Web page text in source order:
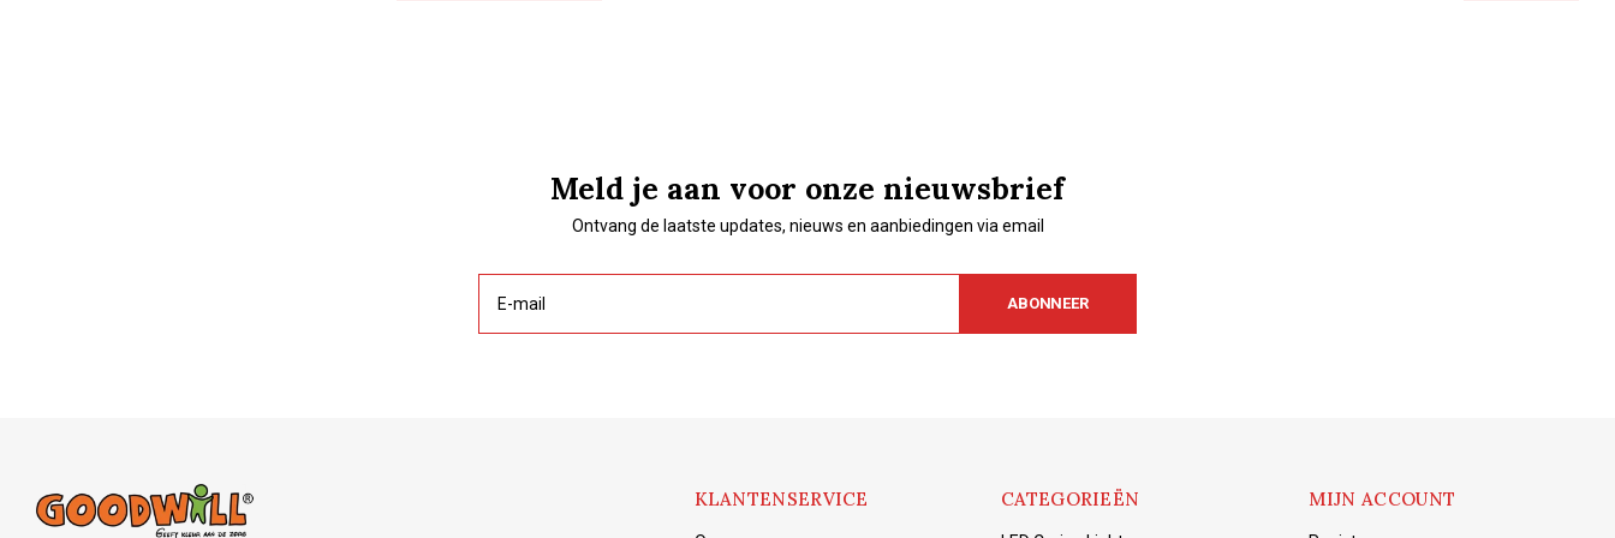
Meld je aan voor onze nieuwsbrief
Ontvang de laatste updates, nieuws en aanbiedingen via email
ABONNEER
KLANTENSERVICE CATEGORIEËN MIJN ACCOUNT